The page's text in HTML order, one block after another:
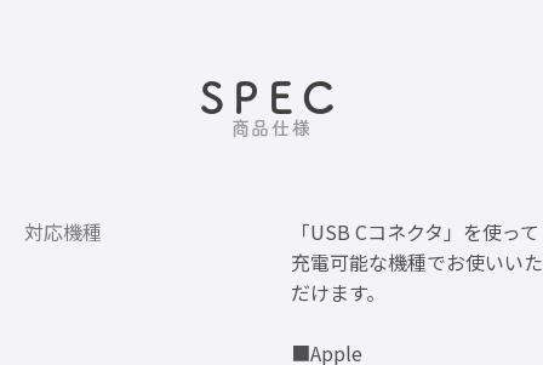
SPEC
商品仕様
対応機種
「USB Cコネクタ」を使って
充電可能な機種でお使いいた
だけます。
■Apple